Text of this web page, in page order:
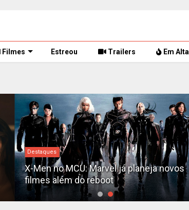
Filmes Estreou Trailers Em Alta
Destaques
X-Men no MCU: Marvel já planeja novos
filmes além do reboot